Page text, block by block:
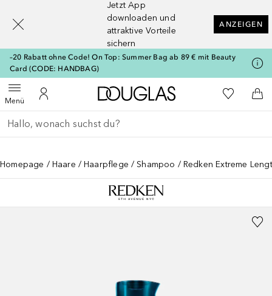
Jetzt App
downloaden und
attraktive Vorteile
sichern
ANZEIGEN
–20 Rabatt ohne Code! On Top: Summer Bag ab 89 € mit Beauty
Card (CODE: HANDBAG)
MenüMenü öffnenZu Meinem Kundenkonto
Zur Douglas Startseite
Zu Meiner
Gehe zurück
Suche ausführen
Homepage Haare Haarpflege Shampoo Redken Extreme
[navigation.slideout.screenreader]